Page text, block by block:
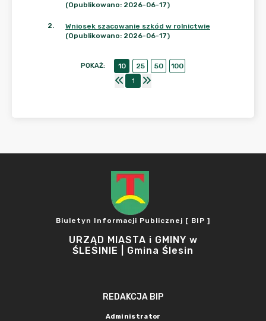
(Opublikowano: 2026-06-17)
2.
Wniosek szacowanie szkód w rolnictwie
(Opublikowano: 2026-06-17)
POKAŻ: 10 25 50
100
1
Biuletyn Informacji Publicznej [ BIP ]
URZĄD MIASTA i GMINY w
ŚLESINIE | Gmina Ślesin
REDAKCJA BIP
Administrator